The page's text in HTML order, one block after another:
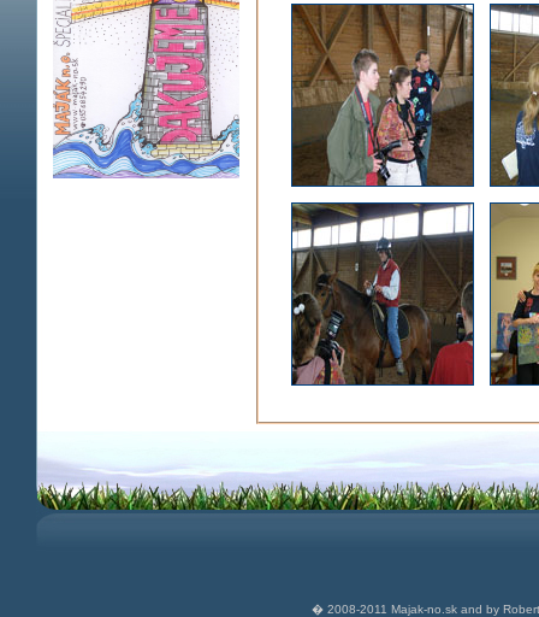
� 2008-2011 Majak-no.sk and by